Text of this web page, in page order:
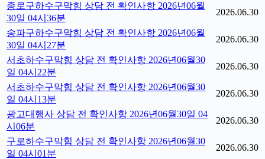
종로구하수구막힘 상담 전 확인사항 2026년06월
30일 04시36분
2026.06.30
송파구하수구막힘 상담 전 확인사항 2026년06월
30일 04시27분
2026.06.30
서초하수구막힘 상담 전 확인사항 2026년06월30
일 04시22분
2026.06.30
서초하수구막힘 상담 전 확인사항 2026년06월30
일 04시13분
2026.06.30
광고대행사 상담 전 확인사항 2026년06월30일 04
시06분
2026.06.30
구로하수구막힘 상담 전 확인사항 2026년06월30
일 04시01분
2026.06.30